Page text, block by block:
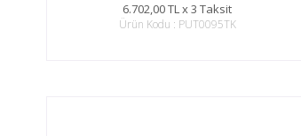
6.702,00 TL x 3 Taksit
Ürün Kodu : PUT0095TK